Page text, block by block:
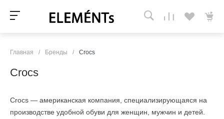
Главная / Бренды / Crocs
Crocs
Crocs — американская компания, специализирующаяся на
производстве удобной обуви для женщин, мужчин и детей.